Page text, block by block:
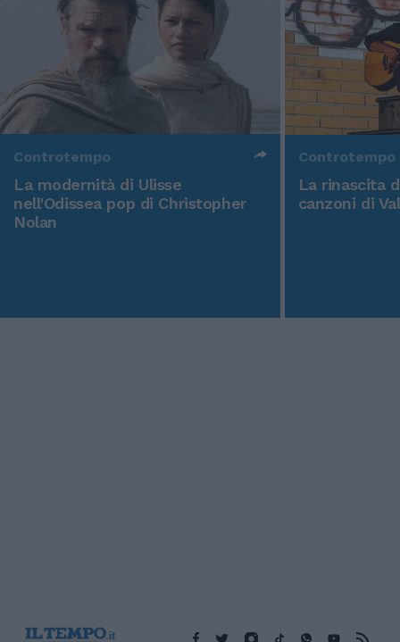
Controtempo
La modernità di Ulisse
nell'Odissea pop di Christopher
Nolan
Controtempo
La rinascita
canzoni di